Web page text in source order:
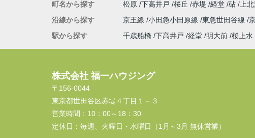
町名から探す
松原 下高井戸 桜丘 赤堤 経堂 砧 上
沿線から探す
京王線 小田急小田原線 東急世田谷線
駅から探す
千歳船橋 下高井戸 経堂 明大前 桜上水
株式会社 福一ハウジング
〒156-0044
東京都世田谷区赤堤４丁目１－３
営業時間： 10：00～18：30
定休日： 毎週、火曜日・水曜日（1月～3月 無休営業）